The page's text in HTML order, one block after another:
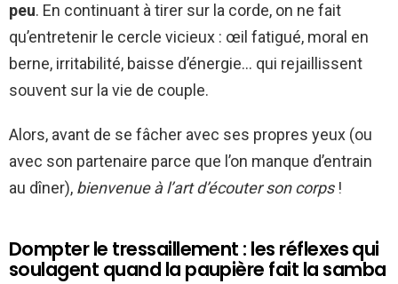
peu. En continuant à tirer sur la corde, on ne fait
qu’entretenir le cercle vicieux : œil fatigué, moral en
berne, irritabilité, baisse d’énergie… qui rejaillissent
souvent sur la vie de couple.
Alors, avant de se fâcher avec ses propres yeux (ou
avec son partenaire parce que l’on manque d’entrain
au dîner), bienvenue à l’art d’écouter son corps!
Dompter le tressaillement : les réflexes qui
soulagent quand la paupière fait la samba